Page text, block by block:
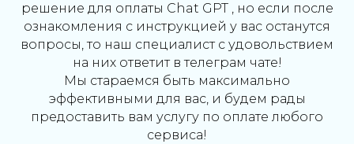
решение для оплаты Chat GPT , но если после
ознакомления с инструкцией у вас останутся
вопросы, то наш специалист с удовольствием
на них ответит в телеграм чате!
Мы стараемся быть максимально
эффективными для вас, и будем рады
предоставить вам услугу по оплате любого
сервиса!